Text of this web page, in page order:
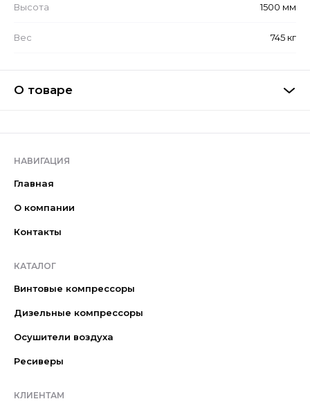
Высота 1500 мм
Вес 745 кг
О товаре
НАВИГАЦИЯ
Главная
О компании
Контакты
КАТАЛОГ
Винтовые компрессоры
Дизельные компрессоры
Осушители воздуха
Ресиверы
КЛИЕНТАМ